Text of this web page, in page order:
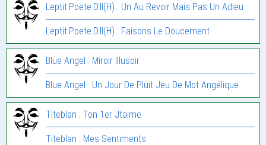
Leptit.Poete.D.Il(H) : Un Au Revoir Mais Pas Un Adieu
Leptit.Poete.D.Il(H) : Faisons Le Doucement
Blue Angel : Miroir Illusoir
Blue Angel : Un Jour De Pluit Jeu De Mot Angélique
Titeblan : Ton 1er Jtaime
Titeblan : Mes Sentiments